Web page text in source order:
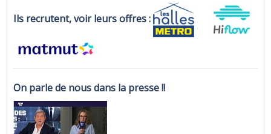
Ils recrutent, voir leurs offres :
On parle de nous dans la presse !!